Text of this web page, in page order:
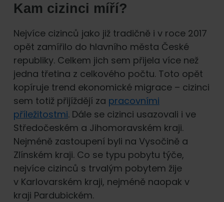
Kam cizinci míří?
Nejvíce cizinců jako již tradičně i v roce 2017
opět zamířilo do hlavního města České
republiky. Celkem jich sem přijela více než
jedna třetina z celkového počtu. Toto opět
kopíruje trend ekonomické migrace – cizinci
sem totiž přijíždějí za pracovními
příležitostmi. Dále se cizinci usazovali i ve
Středočeském a Jihomoravském kraji.
Nejméně zastoupení byli na Vysočině a
Zlínském kraji. Co se typu pobytu týče,
nejvíce cizinců s trvalým pobytem žije
v Karlovarském kraji, nejméně naopak v
kraji Pardubickém.